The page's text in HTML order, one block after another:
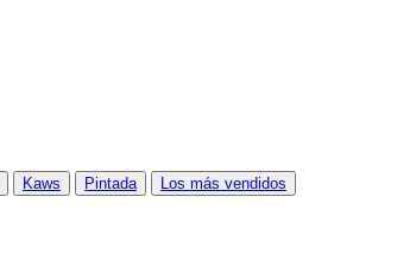
Kaws Pintada Los más vendidos